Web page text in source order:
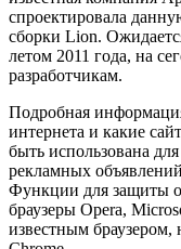
спроектировала
сборки Lion.
летом 2011 года, на
разработчикам.
Подробная
интернета и какие
быть использована
рекламных
Функции для защиты
браузеры Opera,
известным